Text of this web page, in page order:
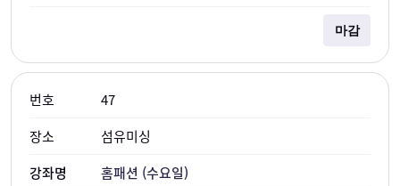
마감
47
섬유미싱
홈패션 (수요일)